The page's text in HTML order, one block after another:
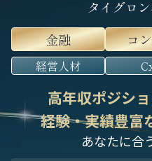
タイグロ
金融
コ
経営人材
高年収ポジシ
経験・実績豊富
あなたに合